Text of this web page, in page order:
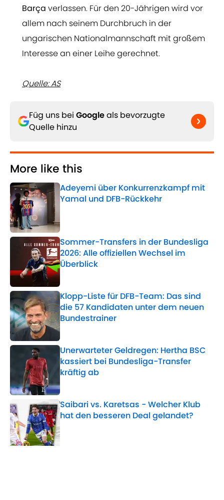
Barça verlassen. Für den 20-Jährigen wird vor
allem nach seinem Durchbruch in der
ungarischen Nationalmannschaft mit großem
Interesse an einer Leihe gerechnet.
Quelle: AS
Füg uns bei Googleals bevorzugte
Quelle hinzu
More like this
Adeyemi über Konkurrenzkampf mit
Yamal und DFB-Rückkehr
Sommer-Transfers in der Bundesliga
2026: Alle offiziellen Wechsel im
Überblick
Published by on Invalid Date
Klopp-Liste für DFB-Team: Das sind
die 57 Kandidaten unter dem neuen
Bundestrainer
Published by on Invalid Date
Unerwarteter Geldregen: Hertha BSC
kassiert bei Bundesliga-Transfer
kräftig ab
Published by on Invalid Date
Saibari vs. Karetsas - Welcher Klub
hat den besseren Deal gelandet?
Published by on Invalid Date